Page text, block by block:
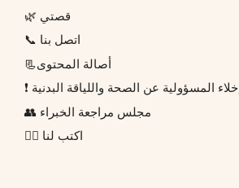
🌿 قصتي
📞 اتصل بنا
📃أصالة المحتوى
❗ إخلاء المسؤولية عن الصحة واللياقة البدنية
👥 مجلس مراجعة الخبراء
✍🏻 اكتب لنا